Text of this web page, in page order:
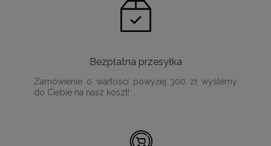
Bezpłatna przesyłka
Zamówienie o wartości powyżej 300 zł wyślemy
do Ciebie na nasz koszt!